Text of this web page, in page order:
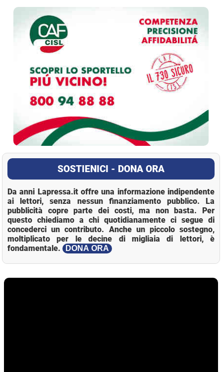
La Pressa
SOSTIENICI - DONA ORA
Da anni Lapressa.it offre una informazione indipendente
ai lettori, senza nessun finanziamento pubblico. La
pubblicità copre parte dei costi, ma non basta. Per
questo chiediamo a chi quotidianamente ci segue di
concederci un contributo. Anche un piccolo sostegno,
moltiplicato per le decine di migliaia di lettori, è
fondamentale.
DONA ORA